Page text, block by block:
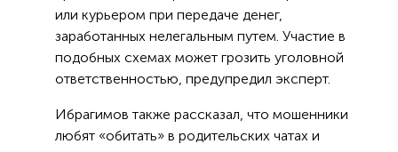
или курьером при передаче денег,
заработанных нелегальным путем. Участие в
подобных схемах может грозить уголовной
ответственностью, предупредил эксперт.
Ибрагимов также рассказал, что мошенники
любят «обитать» в родительских чатах и